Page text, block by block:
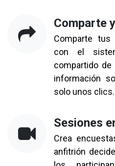
Comparte
Comparte
con el
compartido de
información
solo unos clics.
Sesiones
Crea
anfitrión